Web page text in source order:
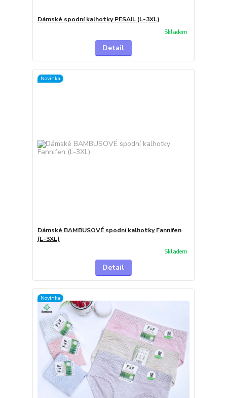
Dámské spodní kalhotky PESAIL (L-3XL)
Skladem
Detail
Novinka
Dámské BAMBUSOVÉ spodní kalhotky Fannifen
(L-3XL)
Skladem
Detail
Novinka